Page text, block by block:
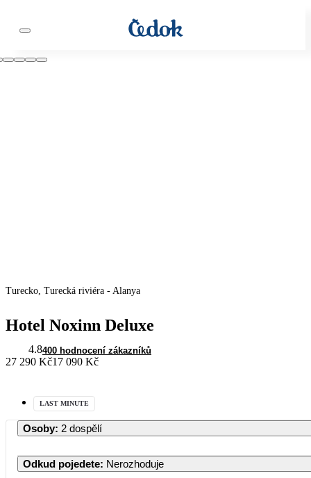
Turecko, Turecká riviéra - Alanya
Hotel Noxinn Deluxe
4.8400 hodnocení zákazníků
27 290 Kč17 090 Kč
LAST MINUTE
Osoby: 2 dospělí
Odkud pojedete: Nerozhoduje